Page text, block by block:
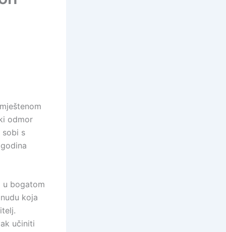
odmor
sobi s
u bogatom
koja
učiniti